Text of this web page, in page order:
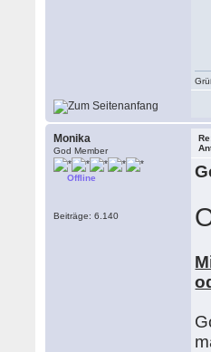
Monika
God Member
Offline
Beiträge: 6.140